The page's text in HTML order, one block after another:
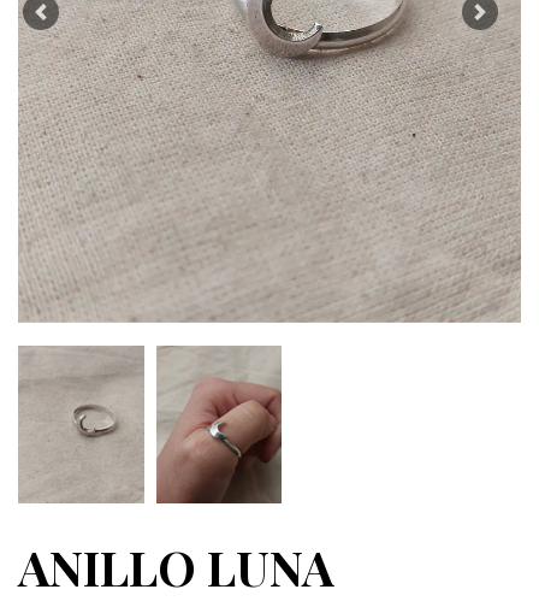
Previous Next
ANILLO LUNA